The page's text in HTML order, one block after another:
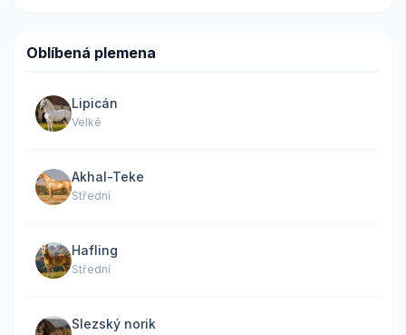
Oblíbená plemena
Lipicán
Velké
Akhal-Teke
Střední
Hafling
Střední
Slezský norik